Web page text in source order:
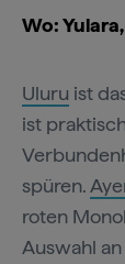
Wo:
Uluru ist
ist
spüren.
roten
Auswahl